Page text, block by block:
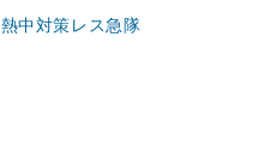
熱中対策レス急隊